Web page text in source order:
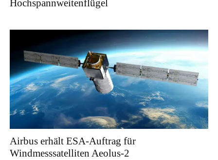
Hochspannweitenflügel
Airbus erhält ESA-Auftrag für
Windmesssatelliten Aeolus-2